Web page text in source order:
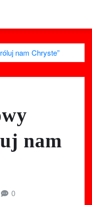
nam Chryste”
nam
0